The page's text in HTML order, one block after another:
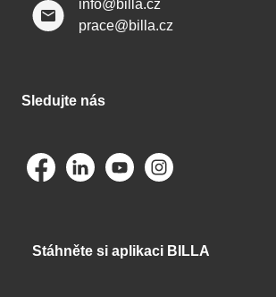
info@billa.cz
prace@billa.cz
Sledujte nás
Stáhněte si aplikaci BILLA